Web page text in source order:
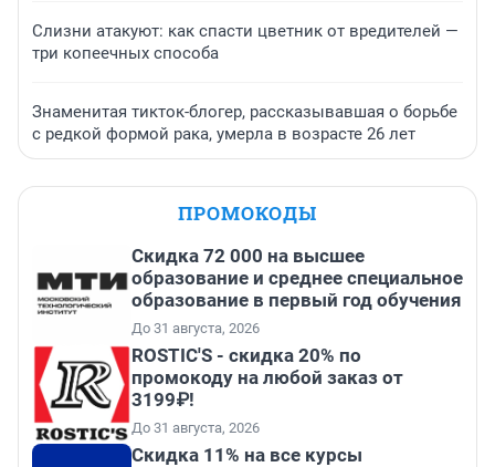
Слизни атакуют: как спасти цветник от вредителей —
три копеечных способа
Знаменитая тикток-блогер, рассказывавшая о борьбе
с редкой формой рака, умерла в возрасте 26 лет
ПРОМОКОДЫ
Скидка 72 000 на высшее
образование и среднее специальное
образование в первый год обучения
До 31 августа, 2026
ROSTIC'S - скидка 20% по
промокоду на любой заказ от
3199₽!
До 31 августа, 2026
Скидка 11% на все курсы